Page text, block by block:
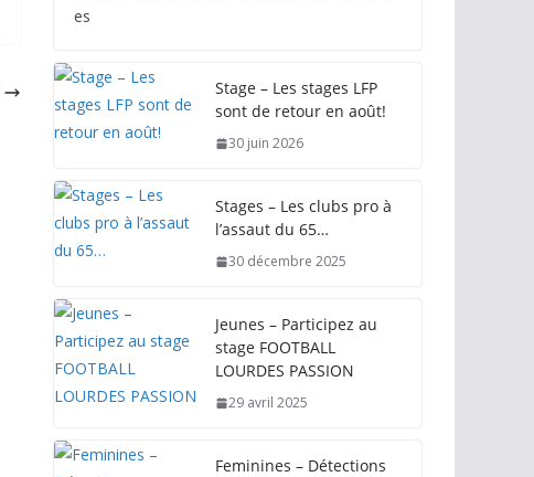
es
Stage – Les stages LFP
sont de retour en août!
30 juin 2026
Stages – Les clubs pro à
l’assaut du 65…
30 décembre 2025
Jeunes – Participez au
stage FOOTBALL
LOURDES PASSION
29 avril 2025
Feminines – Détections